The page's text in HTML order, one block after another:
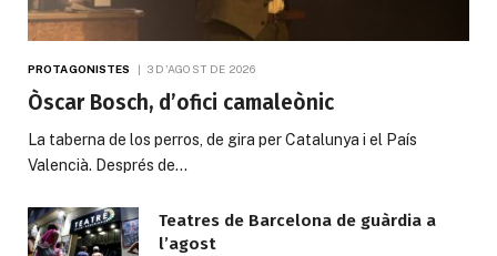
PROTAGONISTES 3 D'AGOST DE 2026
Òscar Bosch, d’ofici camaleònic
La taberna de los perros, de gira per Catalunya i el País
Valencià. Després de…
Teatres de Barcelona de guàrdia a
l’agost